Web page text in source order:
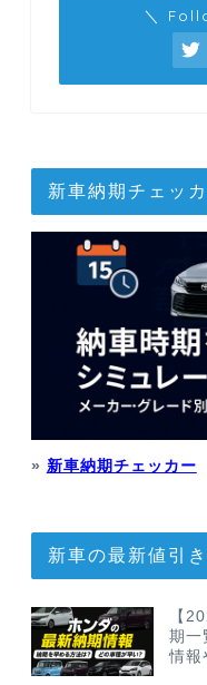
＼
新車納期チェッ
» 新車納期チェッカー
新車の最新値引
【
期一
情報